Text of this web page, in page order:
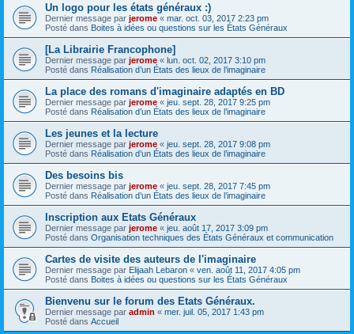
Un logo pour les états généraux :)
Dernier message par jerome « mar. oct. 03, 2017 2:23 pm
Posté dans Boites à idées ou questions sur les États Généraux
[La Librairie Francophone]
Dernier message par jerome « lun. oct. 02, 2017 3:10 pm
Posté dans Réalisation d’un États des lieux de l’imaginaire
La place des romans d'imaginaire adaptés en BD
Dernier message par jerome « jeu. sept. 28, 2017 9:25 pm
Posté dans Réalisation d’un États des lieux de l’imaginaire
Les jeunes et la lecture
Dernier message par jerome « jeu. sept. 28, 2017 9:08 pm
Posté dans Réalisation d’un États des lieux de l’imaginaire
Des besoins bis
Dernier message par jerome « jeu. sept. 28, 2017 7:45 pm
Posté dans Réalisation d’un États des lieux de l’imaginaire
Inscription aux Etats Généraux
Dernier message par jerome « jeu. août 17, 2017 3:09 pm
Posté dans Organisation techniques des États Généraux et communication
Cartes de visite des auteurs de l'imaginaire
Dernier message par Elijaah Lebaron « ven. août 11, 2017 4:05 pm
Posté dans Boites à idées ou questions sur les États Généraux
Bienvenu sur le forum des Etats Généraux.
Dernier message par admin « mer. juil. 05, 2017 1:43 pm
Posté dans Accueil